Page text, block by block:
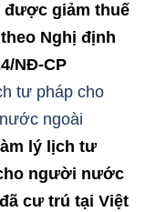
được giảm thuế
Nghị định
NĐ-CP
lý lịch tư
người nước
cư trú tại Việt